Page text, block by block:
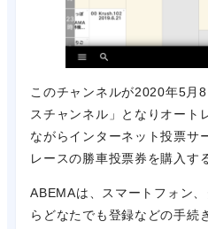
このチャンネルが2020年5月
スチャンネル」となりオート
ながらインターネット投票サ
レースの勝車投票券を購入す
ABEMAは、スマートフォン
らどなたでも登録などの手続